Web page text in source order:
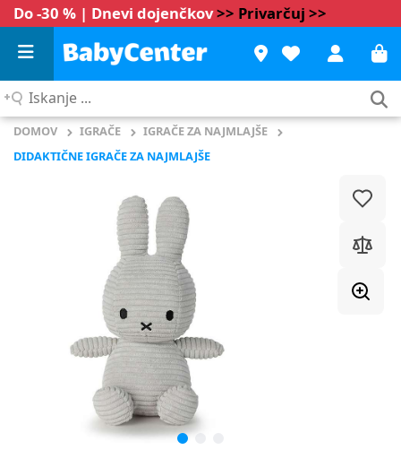
Do -30 % | Dnevi dojenčkov>> Privarčuj >>
Iskanje
DOMOV IGRAČE
IGRAČE ZA NAJMLAJŠE
DIDAKTIČNE IGRAČE ZA NAJMLAJŠE